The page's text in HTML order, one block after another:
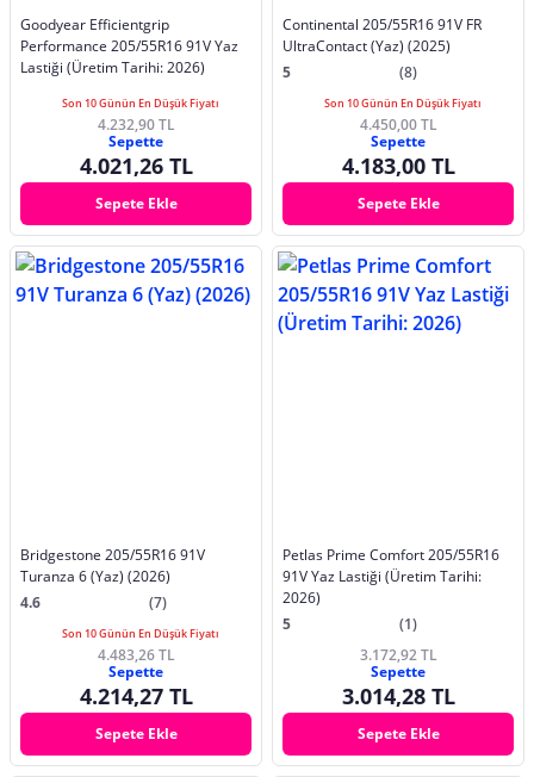
Goodyear Efficientgrip
Performance 205/55R16 91V Yaz
Lastiği (Üretim Tarihi: 2026)
Son 10 Günün En Düşük Fiyatı
4.232,90 TL
Sepette
4.021,26 TL
Sepete Ekle
Continental 205/55R16 91V FR
UltraContact (Yaz) (2025)
5
(8)
Son 10 Günün En Düşük Fiyatı
4.450,00 TL
Sepette
4.183,00 TL
Sepete Ekle
Bridgestone 205/55R16 91V
Turanza 6 (Yaz) (2026)
4.6
(7)
Son 10 Günün En Düşük Fiyatı
4.483,26 TL
Sepette
4.214,27 TL
Sepete Ekle
Petlas Prime Comfort 205/55R16
91V Yaz Lastiği (Üretim Tarihi:
2026)
5
(1)
3.172,92 TL
Sepette
3.014,28 TL
Sepete Ekle